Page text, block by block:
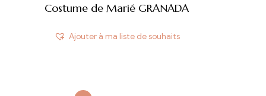
Costume de Marié GRANADA
Ajouter à ma liste de souhaits